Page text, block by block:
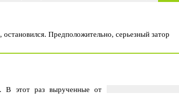
Предположительно, серьезный затор
В этот раз вырученные от